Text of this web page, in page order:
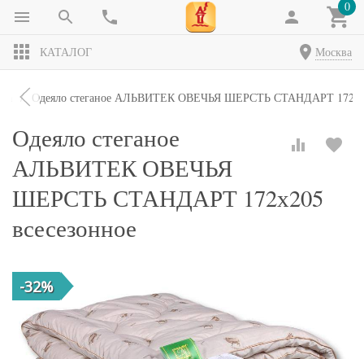
0
КАТАЛОГ Москва
Одеяло стеганое АЛЬВИТЕК ОВЕЧЬЯ ШЕРСТЬ СТАНДАРТ
Одеяло стеганое
АЛЬВИТЕК ОВЕЧЬЯ
ШЕРСТЬ СТАНДАРТ 172х205
всесезонное
-32%